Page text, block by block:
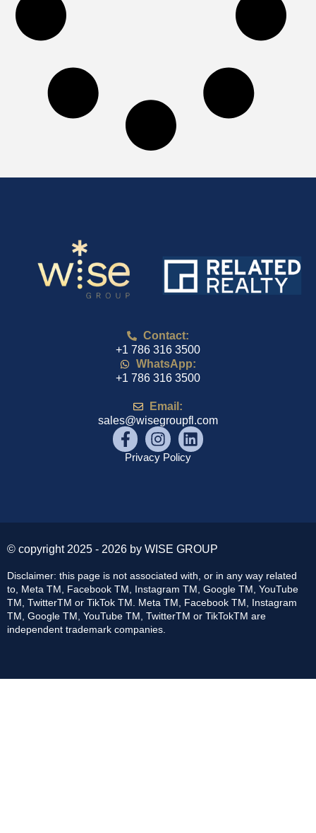
Contact:
+1 786 316 3500
WhatsApp:
+1 786 316 3500
Email:
sales@wisegroupfl.com
Privacy Policy
© copyright 2025 - 2026 by WISE GROUP
Disclaimer: this page is not associated with, or in any way related
to, Meta TM, Facebook TM, Instagram TM, Google TM, YouTube
TM, TwitterTM or TikTok TM. Meta TM, Facebook TM, Instagram
TM, Google TM, YouTube TM, TwitterTM or TikTokTM are
independent trademark companies.